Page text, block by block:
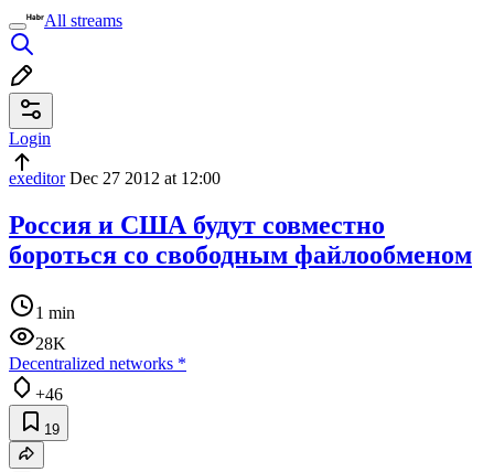
All streams
Login
exeditorDec 27 2012 at 12:00
Россия и США будут совместно
бороться со свободным файлообменом
1 min
28K
Decentralized networks *
+46
19